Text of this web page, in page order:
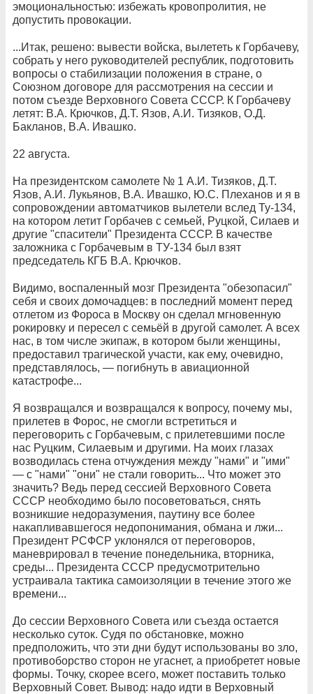
эмоциональностью: избежать кровопролития, не
допустить провокации.
...Итак, решено: вывести войска, вылететь к Горбачеву,
собрать у него руководителей республик, подготовить
вопросы о стабилизации положения в стране, о
Союзном договоре для рассмотрения на сессии и
потом съезде Верховного Совета СССР. К Горбачеву
летят: В.А. Крючков, Д.Т. Язов, А.И. Тизяков, О.Д.
Бакланов, В.А. Ивашко.
22 августа.
На президентском самолете № 1 А.И. Тизяков, Д.Т.
Язов, А.И. Лукьянов, В.А. Ивашко, Ю.С. Плеханов и я в
сопровождении автоматчиков вылетели вслед Ту-134,
на котором летит Горбачев с семьей, Руцкой, Силаев и
другие "спасители" Президента СССР. В качестве
заложника с Горбачевым в ТУ-134 был взят
председатель КГБ В.А. Крючков.
Видимо, воспаленный мозг Президента "обезопасил"
себя и своих домочадцев: в последний момент перед
отлетом из Фороса в Москву он сделал мгновенную
рокировку и пересел с семьёй в другой самолет. А всех
нас, в том числе экипаж, в котором были женщины,
предоставил трагической участи, как ему, очевидно,
представлялось, — погибнуть в авиационной
катастрофе...
Я возвращался и возвращался к вопросу, почему мы,
прилетев в Форос, не смогли встретиться и
переговорить с Горбачевым, с прилетевшими после
нас Руцким, Силаевым и другими. На моих глазах
возводилась стена отчуждения между "нами" и "ими"
— с "нами" "они" не стали говорить... Что может это
значить? Ведь перед сессией Верховного Совета
СССР необходимо было посоветоваться, снять
возникшие недоразумения, паутину все более
накапливавшегося недопонимания, обмана и лжи...
Президент РСФСР уклонялся от переговоров,
маневрировал в течение понедельника, вторника,
среды... Президента СССР предусмотрительно
устраивала тактика самоизоляции в течение этого же
времени...
До сессии Верховного Совета или съезда остается
несколько суток. Судя по обстановке, можно
предположить, что эти дни будут использованы во зло,
противоборство сторон не угаснет, а приобретет новые
формы. Точку, скорее всего, может поставить только
Верховный Совет. Вывод: надо идти в Верховный